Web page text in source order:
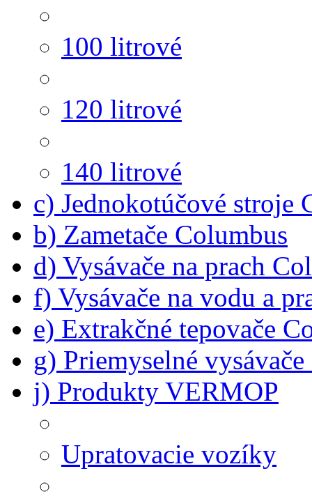
100 litrové
120 litrové
140 litrové
c) Jednokotúčové stroje
b) Zametače Columbus
d) Vysávače na prach
f) Vysávače na vodu a
e) Extrakčné tepovače
g) Priemyselné
j) Produkty VERMOP
Upratovacie vozíky